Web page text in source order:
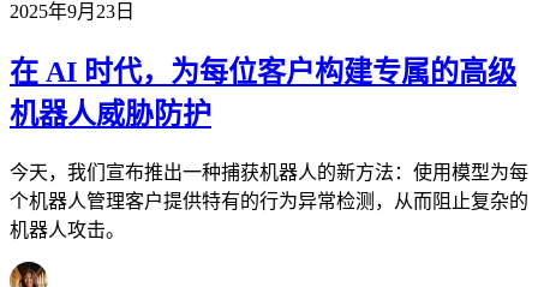
2025年9月23日
在 AI 时代，为每位客户构建专属的高级
机器人威胁防护
今天，我们宣布推出一种捕获机器人的新方法：使用模型为每
个机器人管理客户提供特有的行为异常检测，从而阻止复杂的
机器人攻击。